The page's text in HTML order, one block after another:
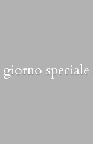
giorno speciale